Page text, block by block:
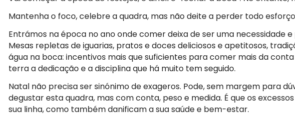
Mantenha o foco, celebre a quadra, mas não deite a perder todo
Entrámos na época no ano onde comer deixa de ser uma necessidade e
Mesas repletas de iguarias, pratos e doces deliciosos e apetitosos,
água na boca: incentivos mais que suficientes para comer mais da
terra a dedicação e a disciplina que há muito tem seguido.
Natal não precisa ser sinónimo de exageros. Pode, sem margem para
degustar esta quadra, mas com conta, peso e medida. É que os
sua linha, como também danificam a sua saúde e bem-estar.